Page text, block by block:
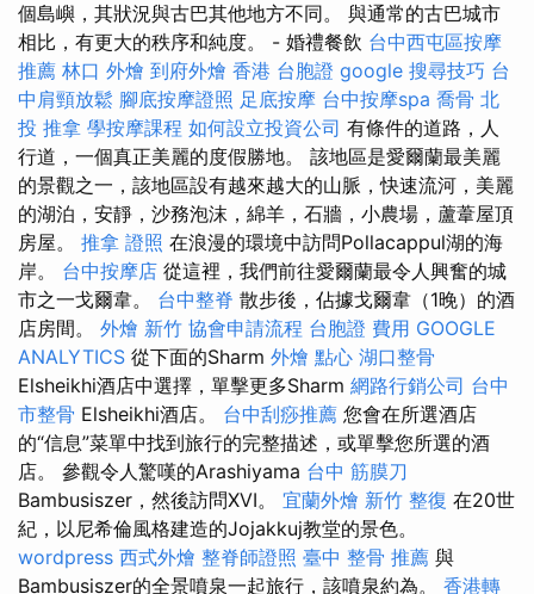
個島嶼，其狀況與古巴其他地方不同。 與通常的古巴城市
相比，有更大的秩序和純度。 - 婚禮餐飲 台中西屯區按摩
推薦 林口 外燴 到府外燴 香港 台胞證 google 搜尋技巧 台
中肩頸放鬆 腳底按摩證照 足底按摩 台中按摩spa 喬骨 北
投 推拿 學按摩課程 如何設立投資公司 有條件的道路，人
行道，一個真正美麗的度假勝地。 該地區是愛爾蘭最美麗
的景觀之一，該地區設有越來越大的山脈，快速流河，美麗
的湖泊，安靜，沙務泡沫，綿羊，石牆，小農場，蘆葦屋頂
房屋。 推拿 證照 在浪漫的環境中訪問Pollacappul湖的海
岸。 台中按摩店 從這裡，我們前往愛爾蘭最令人興奮的城
市之一戈爾韋。 台中整脊 散步後，佔據戈爾韋（1晚）的酒
店房間。 外燴 新竹 協會申請流程 台胞證 費用 GOOGLE
ANALYTICS 從下面的Sharm 外燴 點心 湖口整骨
Elsheikhi酒店中選擇，單擊更多Sharm 網路行銷公司 台中
市整骨 Elsheikhi酒店。 台中刮痧推薦 您會在所選酒店
的“信息”菜單中找到旅行的完整描述，或單擊您所選的酒
店。 參觀令人驚嘆的Arashiyama 台中 筋膜刀
Bambusiszer，然後訪問XVI。 宜蘭外燴 新竹 整復 在20世
紀，以尼希倫風格建造的Jojakkuj教堂的景色。
wordpress 西式外燴 整脊師證照 臺中 整骨 推薦 與
Bambusiszer的全景噴泉一起旅行，該噴泉約為。 香港轉